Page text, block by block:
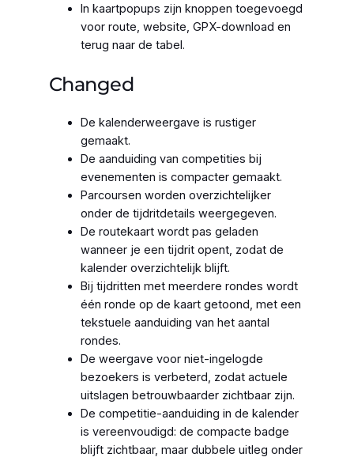
In kaartpopups zijn knoppen toegevoegd
voor route, website, GPX-download en
terug naar de tabel.
Changed
De kalenderweergave is rustiger
gemaakt.
De aanduiding van competities bij
evenementen is compacter gemaakt.
Parcoursen worden overzichtelijker
onder de tijdritdetails weergegeven.
De routekaart wordt pas geladen
wanneer je een tijdrit opent, zodat de
kalender overzichtelijk blijft.
Bij tijdritten met meerdere rondes wordt
één ronde op de kaart getoond, met een
tekstuele aanduiding van het aantal
rondes.
De weergave voor niet-ingelogde
bezoekers is verbeterd, zodat actuele
uitslagen betrouwbaarder zichtbaar zijn.
De competitie-aanduiding in de kalender
is vereenvoudigd: de compacte badge
blijft zichtbaar, maar dubbele uitleg onder